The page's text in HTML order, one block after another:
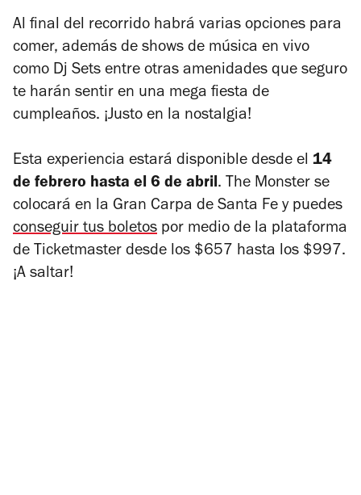
Al final del recorrido habrá varias opciones para
comer, además de shows de música en vivo
como Dj Sets entre otras amenidades que seguro
te harán sentir en una mega fiesta de
cumpleaños. ¡Justo en la nostalgia!
Esta experiencia estará disponible desde el 14
de febrero hasta el 6 de abril. The Monster se
colocará en la Gran Carpa de Santa Fe y puedes
conseguir tus boletos por medio de la plataforma
de Ticketmaster desde los $657 hasta los $997.
¡A saltar!